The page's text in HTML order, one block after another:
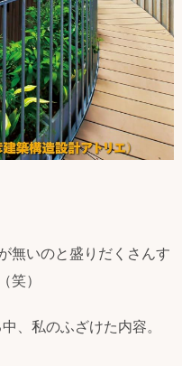
無いのと盛りだくさんす
笑）
、私のふざけた内容。